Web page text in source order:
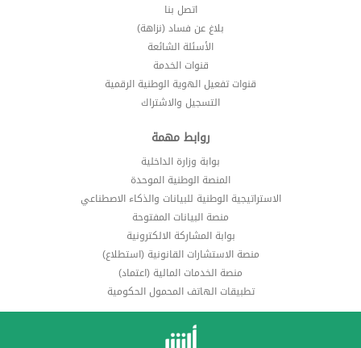
اتصل بنا
بلاغ عن فساد (نزاهة)
الأسئلة الشائعة
قنوات الخدمة
قنوات تفعيل الهوية الوطنية الرقمية
التسجيل والاشتراك
روابط مهمة
بوابة وزارة الداخلية
المنصة الوطنية الموحدة
الاستراتيجية الوطنية للبيانات والذكاء الاصطناعي
منصة البيانات المفتوحة
بوابة المشاركة الالكترونية
منصة الاستشارات القانونية (استطلاع)
منصة الخدمات المالية (اعتماد)
تطبيقات الهاتف المحمول الحكومية